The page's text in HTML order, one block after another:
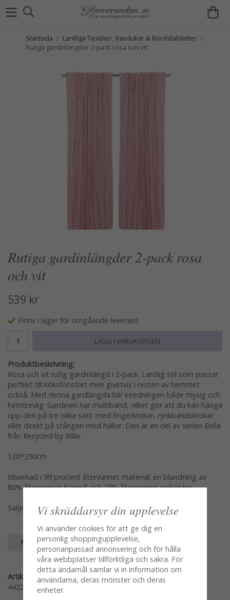
Startsida / Lantliga Textilier, Vaxdukar & Bordstabletter /
Rutiga gardinlängder 2-pack rosa och vit
Rutiga gardinlängder 2-pack rosa
och vit
539 kr
Finns i lager för omgående leverans
LÄGG I VARUKORGEN
Produktbeskrivning:
Rosa och vit rutig gardinlängd i 2-pack. Lantlig stil som passar
perfekt till köksfönstret men givetvis i resten av hemmet
också. Med denna gardlängda blir inredningen både mysig och
hemtrevlig. Gardinen har multiband, vilket gör att du kan hänga
upp den på tre olika sätt: med fingerkrokar, rynkbandskrokar
eller direkt på stången med hällor. Den är en del av serien Bella
från Recycled by Wille
120*250cm
tillverkad i 99 procent återvunnet material; en blandning av
80% återvunnen bomull och 20% återvunnen polyester
Säljes i två pack om två gardinlängder
SPARA SOM FAVORIT
Artikelnummer:
44221
Vi skräddarsyr din upplevelse
Vi använder cookies för att ge dig en
personlig shoppingupplevelse,
personanpassad annonsering och för hålla
våra webbplatser tillförlitliga och säkra. För
detta ändamål samlar vi in information om
användarna, deras mönster och deras
enheter.